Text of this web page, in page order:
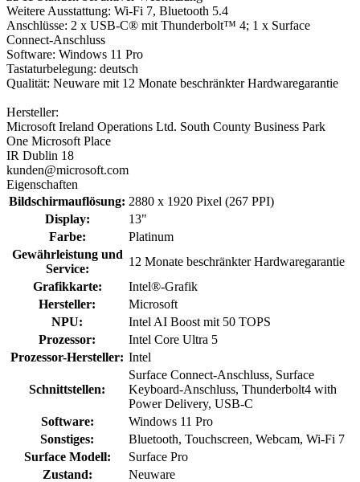
Weitere Ausstattung: Wi-Fi 7, Bluetooth 5.4
Anschlüsse: 2 x USB-C® mit Thunderbolt™ 4; 1 x Surface
Connect-Anschluss
Software: Windows 11 Pro
Tastaturbelegung: deutsch
Qualität: Neuware mit 12 Monate beschränkter Hardwaregarantie
Hersteller:
Microsoft Ireland Operations Ltd. South County Business Park
One Microsoft Place
IR Dublin 18
kunden@microsoft.com
Eigenschaften
Bildschirmauflösung: 2880 x 1920 Pixel (267 PPI)
Display:
13"
Farbe:
Platinum
Gewährleistung und
Service:
12 Monate beschränkter Hardwaregarantie
Grafikkarte:
Intel®-Grafik
Hersteller:
Microsoft
NPU:
Intel AI Boost mit 50 TOPS
Prozessor:
Intel Core Ultra 5
Prozessor-Hersteller: Intel
Schnittstellen:
Surface Connect-Anschluss, Surface
Keyboard-Anschluss, Thunderbolt4 with
Power Delivery, USB-C
Software:
Windows 11 Pro
Sonstiges:
Bluetooth, Touchscreen, Webcam, Wi-Fi 7
Surface Modell:
Surface Pro
Zustand:
Neuware